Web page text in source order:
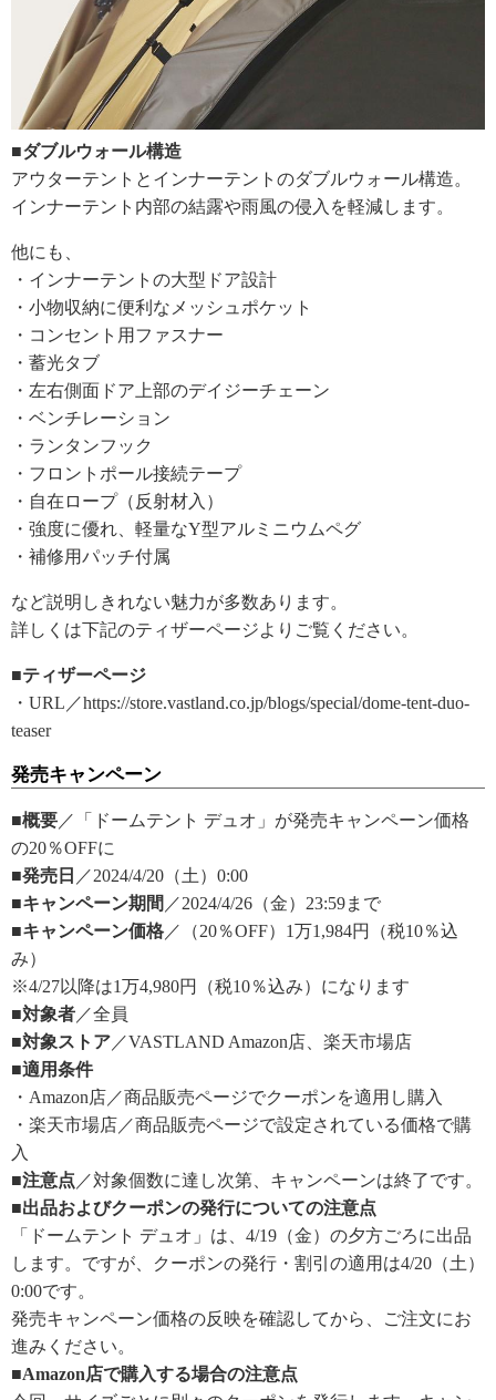
■ダブルウォール構造
アウターテントとインナーテントのダブルウォール構造。
インナーテント内部の結露や雨風の侵入を軽減します。
他にも、
・インナーテントの大型ドア設計
・小物収納に便利なメッシュポケット
・コンセント用ファスナー
・蓄光タブ
・左右側面ドア上部のデイジーチェーン
・ベンチレーション
・ランタンフック
・フロントポール接続テープ
・自在ロープ（反射材入）
・強度に優れ、軽量なY型アルミニウムペグ
・補修用パッチ付属
など説明しきれない魅力が多数あります。
詳しくは下記のティザーページよりご覧ください。
■ティザーページ
・URL／https://store.vastland.co.jp/blogs/special/dome-tent-duo-
teaser
発売キャンペーン
■概要 ／「ドームテント デュオ」が発売キャンペーン価格
の20％OFFに
■発売日 ／2024/4/20（土）0:00
■キャンペーン期間 ／2024/4/26（金）23:59まで
■キャンペーン価格 ／（20％OFF）1万1,984円（税10％込
み）
※4/27以降は1万4,980円（税10％込み）になります
■対象者 ／全員
■対象ストア ／VASTLAND Amazon店、楽天市場店
■適用条件
・Amazon店／商品販売ページでクーポンを適用し購入
・楽天市場店／商品販売ページで設定されている価格で購
入
■注意点 ／対象個数に達し次第、キャンペーンは終了です。
■出品およびクーポンの発行についての注意点
「ドームテント デュオ」は、4/19（金）の夕方ごろに出品
します。ですが、クーポンの発行・割引の適用は4/20（土）
0:00です。
発売キャンペーン価格の反映を確認してから、ご注文にお
進みください。
■Amazon店で購入する場合の注意点